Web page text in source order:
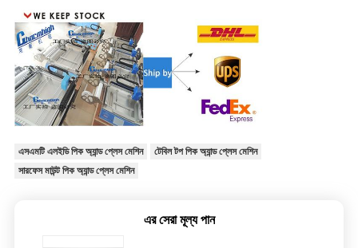
এসএমটি এলইডি পিক অ্যান্ড প্লেস মেশিন
টেবিল টপ পিক অ্যান্ড প্লেস মেশিন
সারফেস মাউন্ট পিক অ্যান্ড প্লেস মেশিন
এর সেরা মূল্য পান